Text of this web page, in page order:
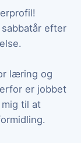
efter
læring og
er jobbet
til at